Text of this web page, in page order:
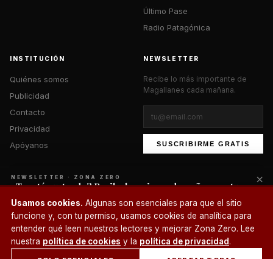
Último Pase
Radio Patagónica
INSTITUCIÓN
Quiénes somos
Publicidad
Contacto
Privacidad
Apóyanos
NEWSLETTER
Recibe lo más importante de
Magallanes cada mañana.
SUSCRIBIRME GRATIS
© 2026 Zona Zero Media. Todos los derechos reservados.
Usamos cookies. Algunas son esenciales para que el sitio
funcione y, con tu permiso, usamos cookies de analítica para
entender qué leen nuestros lectores y mejorar Zona Zero. Lee
nuestra política de cookies y la política de privacidad.
¿Un café?
NEWSLETTER · ZONA ZERO
¿Te está gustando? Recibe lo mejor cada mañana en tu
correo.
SUSCRIBIRME
×